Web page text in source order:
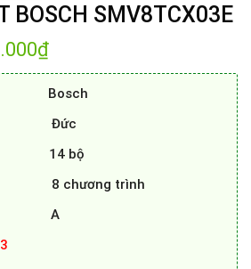
BOSCH SMV8TCX03E
₫Giá
tại
29.300.000₫.
Bosch
Đức
14 bộ
8 chương trình
A